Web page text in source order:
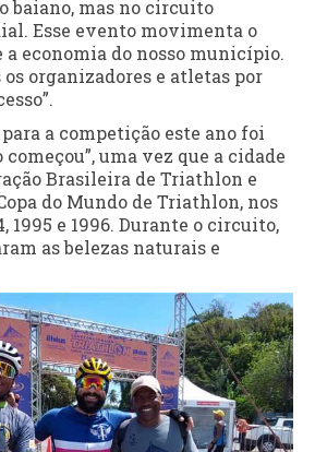
baiano, mas no circuito
Esse evento movimenta o
a economia do nosso município.
organizadores e atletas por
a competição este ano foi
uma vez que a cidade
Brasileira de Triathlon e
do Mundo de Triathlon, nos
1995 e 1996. Durante o circuito,
as belezas naturais e